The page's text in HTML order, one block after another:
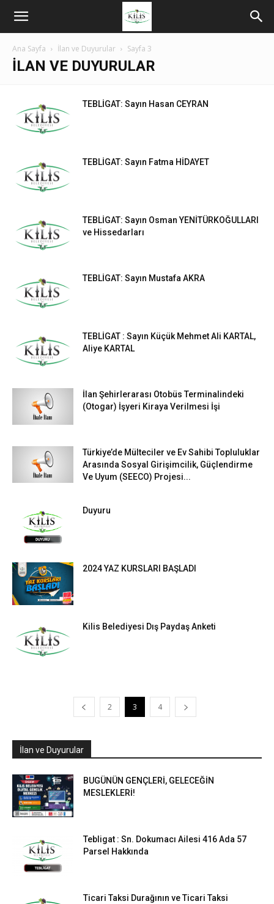
Ana Sayfa İlan ve Duyurular Sayfa 3
İLAN VE DUYURULAR
TEBLİGAT: Sayın Hasan CEYRAN
TEBLİGAT: Sayın Fatma HİDAYET
TEBLİGAT: Sayın Osman YENİTÜRKOĞULLARI
ve Hissedarları
TEBLİGAT: Sayın Mustafa AKRA
TEBLİGAT : Sayın Küçük Mehmet Ali KARTAL,
Aliye KARTAL
İlan Şehirlerarası Otobüs Terminalindeki
(Otogar) İşyeri Kiraya Verilmesi İşi
Türkiye’de Mülteciler ve Ev Sahibi Topluluklar
Arasında Sosyal Girişimcilik, Güçlendirme
Ve Uyum (SEECO) Projesi...
Duyuru
2024 YAZ KURSLARI BAŞLADI
Kilis Belediyesi Dış Paydaş Anketi
2 3 4
İlan ve Duyurular
BUGÜNÜN GENÇLERİ, GELECEĞİN
MESLEKLERİ!
Tebligat : Sn. Dokumacı Ailesi 416 Ada 57
Parsel Hakkında
Ticari Taksi Durağının ve Ticari Taksi